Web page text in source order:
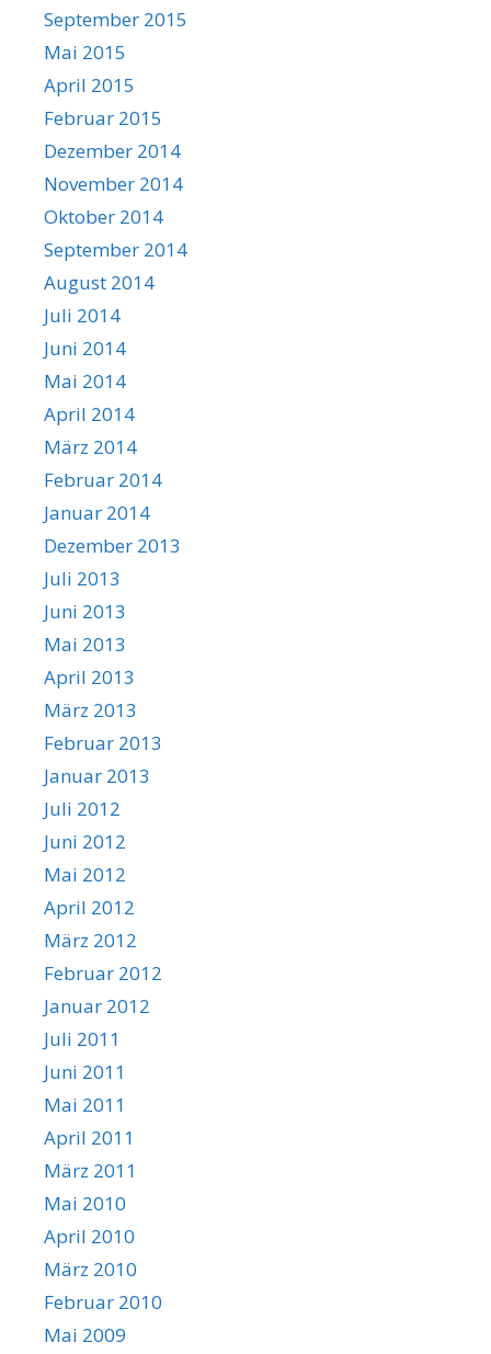
September 2015
Mai 2015
April 2015
Februar 2015
Dezember 2014
November 2014
Oktober 2014
September 2014
August 2014
Juli 2014
Juni 2014
Mai 2014
April 2014
März 2014
Februar 2014
Januar 2014
Dezember 2013
Juli 2013
Juni 2013
Mai 2013
April 2013
März 2013
Februar 2013
Januar 2013
Juli 2012
Juni 2012
Mai 2012
April 2012
März 2012
Februar 2012
Januar 2012
Juli 2011
Juni 2011
Mai 2011
April 2011
März 2011
Mai 2010
April 2010
März 2010
Februar 2010
Mai 2009